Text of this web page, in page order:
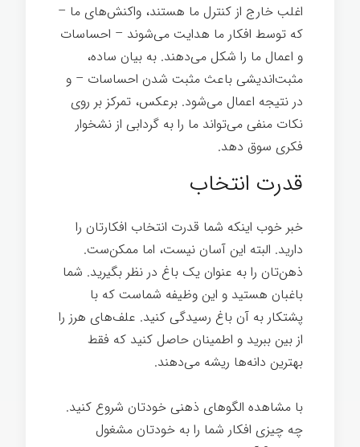
اغلب خارج از کنترل ما هستند، واکنش‌های ما –
که توسط افکار ما هدایت می‌شوند – احساسات
و اعمال ما را شکل می‌دهند. به بیان ساده،
مثبت‌اندیشی باعث مثبت شدن احساسات – و
در نتیجه اعمال می‌شود. برعکس، تمرکز بر روی
نکات منفی می‌تواند ما را به گردابی از نشخوار
فکری سوق دهد.
قدرت انتخاب
خبر خوب اینکه شما قدرت انتخاب افکارتان را
دارید. البته این آسان نیست، اما ممکن‌ست.
ذهن‌تان را به عنوان یک باغ در نظر بگیرید. شما
باغبان هستید و این وظیفه شماست که با
پشتکار به آن باغ رسیدگی کنید. علف‌های هرز را
از بین ببرید و اطمینان حاصل کنيد که فقط
بهترین دانه‌ها ریشه می‌دهند.
با مشاهده الگوهای ذهنی خودتان شروع کنید.
چه چیزی افکار شما را به خودتان مشغول